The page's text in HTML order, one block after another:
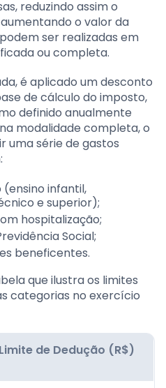
reduzindo assim o
o valor da
ser realizadas em
ou completa.
é aplicado um desconto
de cálculo do imposto,
definido anualmente
modalidade completa, o
uma série de gastos
infantil,
e superior);
hospitalização;
Social;
beneficentes.
que ilustra os limites
categorias no exercício
Limite de Dedução (R$)